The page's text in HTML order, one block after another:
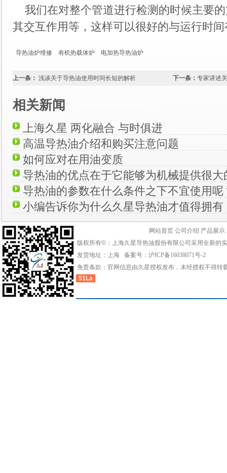
我们在对整个管道进行检测的时候主要
其交互作用等，这样可以很好的与运行时
导热油炉维修 有机热载体炉 电加热导热油炉
上一条： 浅谈关于导热油使用时间长短的解析 下一条：专家讲述
相关新闻
上海久星 两化融合 与时俱进
高温导热油介绍和购买注意问题
如何应对在用油变质
导热油的优点在于它能够为机械提供很大
导热油的参数在什么条件之下不宜使用呢
小编告诉你为什么久星导热油才值得拥有
网站首页 公司介绍 产品展示
版权所有©：上海久星导热油股份有限公司采用全新的
发货地址：上海 备案号： 沪ICP备16038071号-2
免责条款：官网信息由久星授权发布，未经授权不得
51La